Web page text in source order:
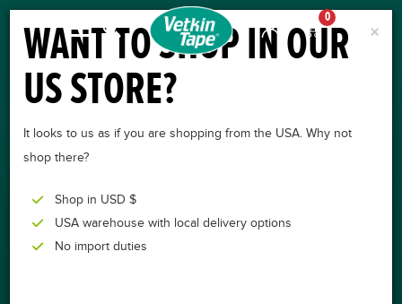
0
VETKINTAPE
® DE
DAS KINESIOTAPE FÜR
TIERE
×
WANT TO SHOP IN OUR
US STORE?
It looks to us as if you are shopping from the USA. Why not
shop there?
Shop in USD $
USA warehouse with local delivery options
No import duties